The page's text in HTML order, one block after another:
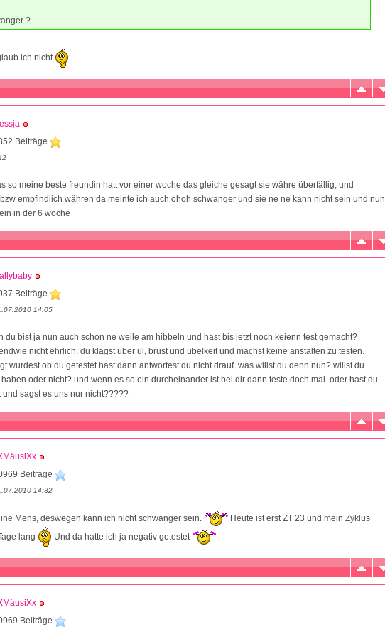
?
ich nicht
Beiträge
so meine beste freundin hatt vor einer woche das gleiche gesagt sie währe überfällig, und
empfindlich währen da meinte ich auch ohoh schwanger und sie ne ne kann nicht sein und nun
in der 6 woche
Beiträge
14:05
du bist ja nun auch schon ne weile am hibbeln und hast bis jetzt noch keienn test gemacht?
nicht ehrlich. du klagst über ul, brust und übelkeit und machst keine anstalten zu testen.
wurdest ob du getestet hast dann antwortest du nicht drauf. was willst du denn nun? willst du
oder nicht? und wenn es so ein durcheinander ist bei dir dann teste doch mal. oder hast du
und sagst es uns nur nicht?????
Beiträge
14:32
Mens, deswegen kann ich nicht schwanger sein.
Heute ist erst ZT 23 und mein Zyklus
lang
Und da hatte ich ja negativ getestet
Beiträge